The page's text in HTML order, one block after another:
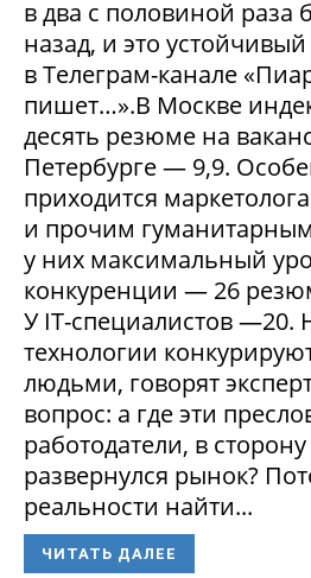
в два с половиной раза
назад, и это
в Телеграм-канале
пишет…».В Москве
десять резюме на
Петербурге — 9,9.
приходится
и прочим
у них максимальный
конкуренции — 26
У IT-специалистов —20.
технологии
людьми, говорят
вопрос: а где эти
работодатели, в
развернулся рынок?
реальности найти...
ЧИТАТЬ ДАЛЕЕ